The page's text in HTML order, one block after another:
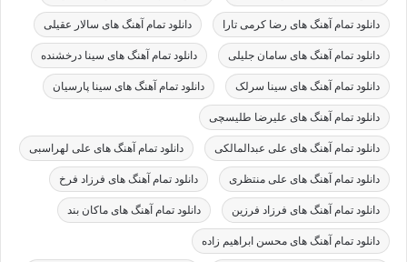
دانلود تمام آهنگ های رضا کرمی تارا دانلود تمام آهنگ های سالار عقیلی
دانلود تمام آهنگ های سامان جلیلی دانلود تمام آهنگ های سینا درخشنده
دانلود تمام آهنگ های سینا سرلک دانلود تمام آهنگ های سینا پارسیان
دانلود تمام آهنگ های علیرضا طلیسچی
دانلود تمام آهنگ های علی عبدالمالکی دانلود تمام آهنگ های علی لهراسبی
دانلود تمام آهنگ های علی منتظری دانلود تمام آهنگ های فرزاد فرخ
دانلود تمام آهنگ های فرزاد فرزین دانلود تمام آهنگ های ماکان بند
دانلود تمام آهنگ های محسن ابراهیم زاده